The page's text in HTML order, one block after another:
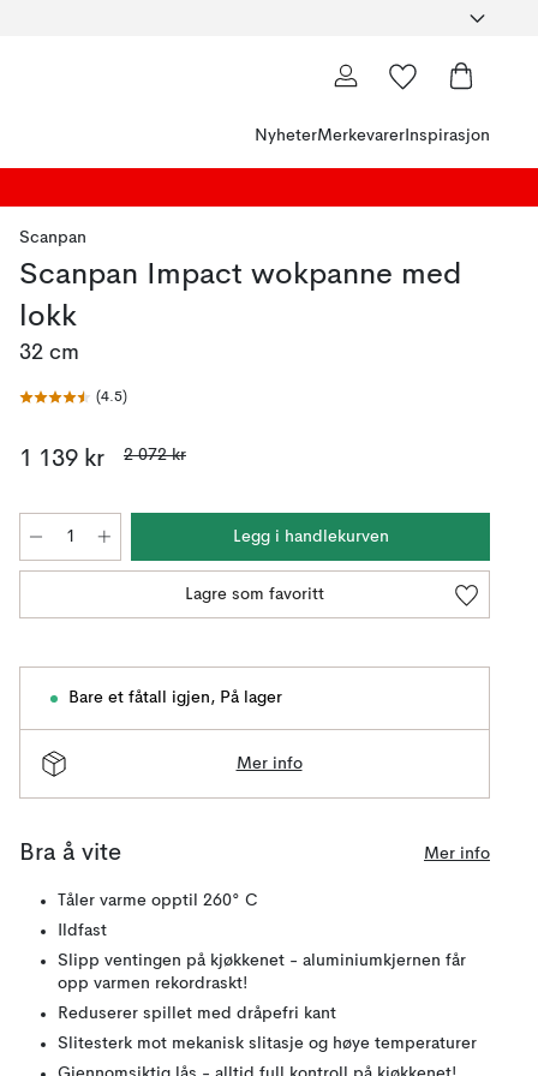
NyheterMerkevarer Inspirasjon
Scanpan
Scanpan Impact wokpanne med
lokk
32 cm
(4.5)
1 139 kr 2 072 kr
Legg i handlekurven
Lagre som favoritt
Bare et fåtall igjen, På lager
Mer info
Bra å vite Mer info
Tåler varme opptil 260° C
Ildfast
Slipp ventingen på kjøkkenet - aluminiumkjernen får
opp varmen rekordraskt!
Reduserer spillet med dråpefri kant
Slitesterk mot mekanisk slitasje og høye temperaturer